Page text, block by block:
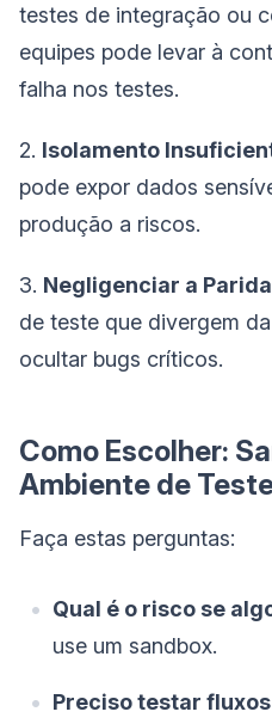
testes de integração ou
equipes pode levar à
falha nos testes.
2. Isolamento
pode expor dados
produção a riscos.
3. Negligenciar a
de teste que divergem
ocultar bugs críticos.
Como Escolher:
Ambiente de
Faça estas perguntas:
Qual é o risco se
use um sandbox.
Preciso testar